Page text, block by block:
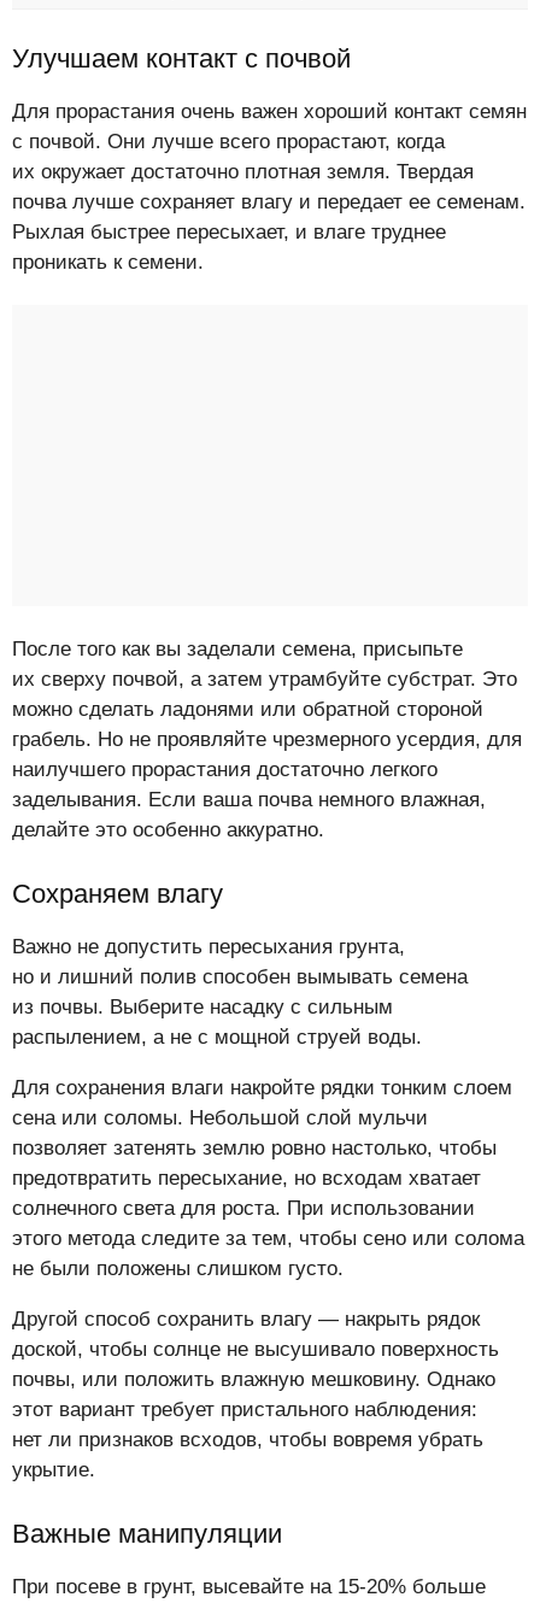
Улучшаем контакт с почвой
Для прорастания очень важен хороший контакт семян
с почвой. Они лучше всего прорастают, когда
их окружает достаточно плотная земля. Твердая
почва лучше сохраняет влагу и передает ее семенам.
Рыхлая быстрее пересыхает, и влаге труднее
проникать к семени.
После того как вы заделали семена, присыпьте
их сверху почвой, а затем утрамбуйте субстрат. Это
можно сделать ладонями или обратной стороной
грабель. Но не проявляйте чрезмерного усердия, для
наилучшего прорастания достаточно легкого
заделывания. Если ваша почва немного влажная,
делайте это особенно аккуратно.
Сохраняем влагу
Важно не допустить пересыхания грунта,
но и лишний полив способен вымывать семена
из почвы. Выберите насадку с сильным
распылением, а не с мощной струей воды.
Для сохранения влаги накройте рядки тонким слоем
сена или соломы. Небольшой слой мульчи
позволяет затенять землю ровно настолько, чтобы
предотвратить пересыхание, но всходам хватает
солнечного света для роста. При использовании
этого метода следите за тем, чтобы сено или солома
не были положены слишком густо.
Другой способ сохранить влагу — накрыть рядок
доской, чтобы солнце не высушивало поверхность
почвы, или положить влажную мешковину. Однако
этот вариант требует пристального наблюдения:
нет ли признаков всходов, чтобы вовремя убрать
укрытие.
Важные манипуляции
При посеве в грунт, высевайте на 15-20% больше